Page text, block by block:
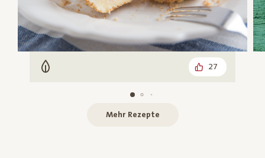
Vegetarisch 27
Mehr Rezepte